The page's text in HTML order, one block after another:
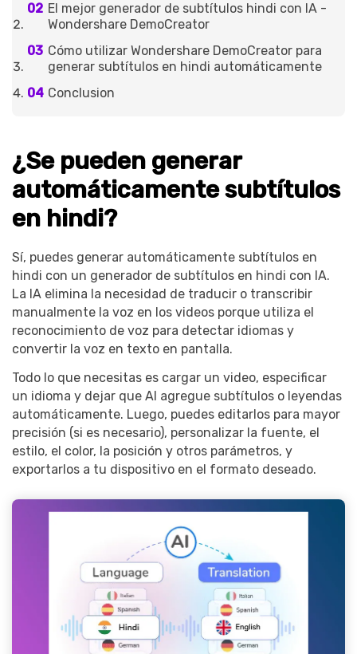
El mejor generador de subtítulos hindi con IA -
Wondershare DemoCreator
Cómo utilizar Wondershare DemoCreator para
generar subtítulos en hindi automáticamente
Conclusion
¿Se pueden generar
automáticamente subtítulos
en hindi?
Sí, puedes generar automáticamente subtítulos en
hindi con un generador de subtítulos en hindi con IA.
La IA elimina la necesidad de traducir o transcribir
manualmente la voz en los videos porque utiliza el
reconocimiento de voz para detectar idiomas y
convertir la voz en texto en pantalla.
Todo lo que necesitas es cargar un video, especificar
un idioma y dejar que AI agregue subtítulos o leyendas
automáticamente. Luego, puedes editarlos para mayor
precisión (si es necesario), personalizar la fuente, el
estilo, el color, la posición y otros parámetros, y
exportarlos a tu dispositivo en el formato deseado.